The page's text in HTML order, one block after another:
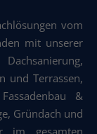
vom
mit unserer
Dachsanierung,
und Terrassen,
&
, Gründach und